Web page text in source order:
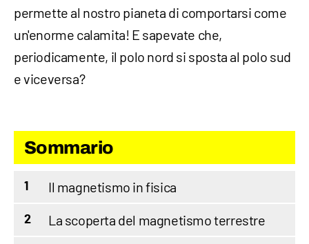
permette al nostro pianeta di comportarsi come
un'enorme calamita! E sapevate che,
periodicamente, il polo nord si sposta al polo sud
e viceversa?
Sommario
1 Il magnetismo in fisica
2 La scoperta del magnetismo terrestre